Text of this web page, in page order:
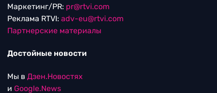
Маркетинг/PR: pr@rtvi.com
Реклама RTVI: adv-eu@rtvi.com
Партнерские материалы
Достойные новости
Мы в Дзен.Новостях
и Google.News